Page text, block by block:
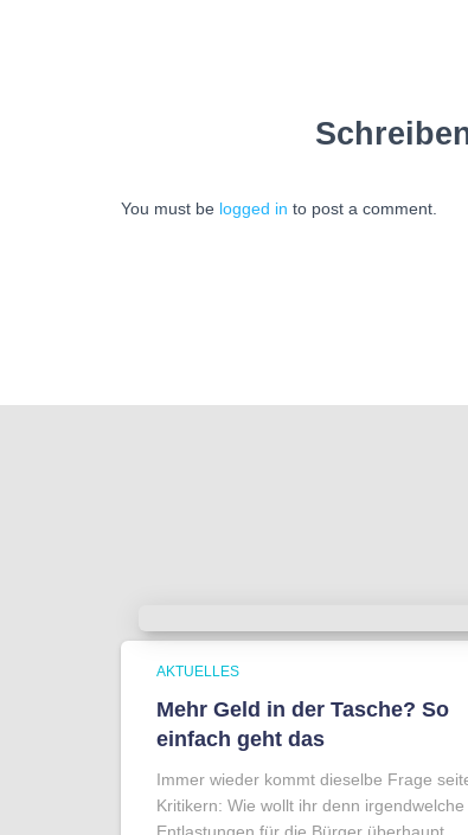
You must be logged in to post a comment.
AKTUELLES
Mehr Geld in der Tasche? So
einfach geht das
Immer wieder kommt dieselbe Frage
Kritikern: Wie wollt ihr denn irgendwelche